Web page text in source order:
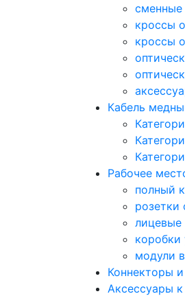
сменные
кроссы
кроссы
Кабель
Рабочее
полный
розетки
лицевые
коробки
модули
Коннекторы
Аксессуары